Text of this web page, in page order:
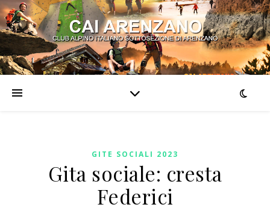
GITE SOCIALI 2023
Gita sociale: cresta
Federici